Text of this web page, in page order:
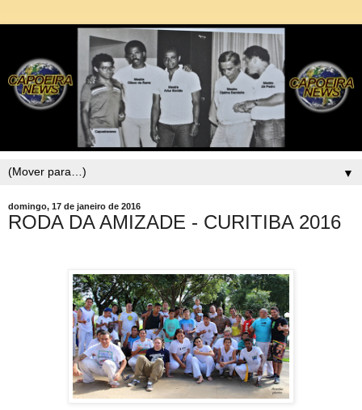
▼
domingo, 17 de janeiro de 2016
RODA DA AMIZADE - CURITIBA 2016